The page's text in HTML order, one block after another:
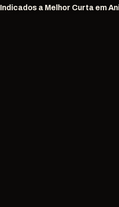
Indicados a Melhor Curta em